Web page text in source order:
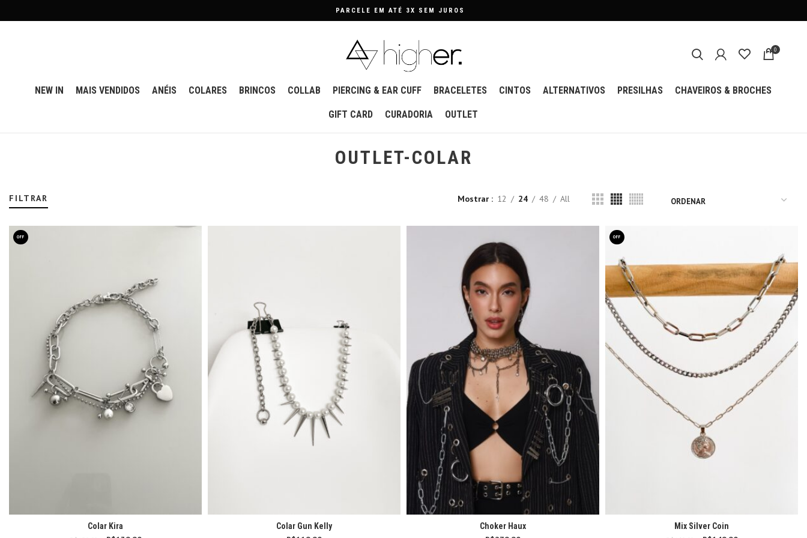
PARCELE EM ATÉ 3X SEM JUROS
0
NEW IN MAIS VENDIDOS ANÉIS COLARES BRINCOS COLLAB PIERCING & EAR CUFF BRACELETES CINTOS ALTERNATIVOS PRESILHAS CHAVEIROS & BROCHES
GIFT CARD CURADORIA OUTLET
OUTLET-COLAR
FILTRAR Mostrar 12 24 48 All
OFF
Colar Kira Colar Gun Kelly Choker Haux
OFF
Mix Silver Coin